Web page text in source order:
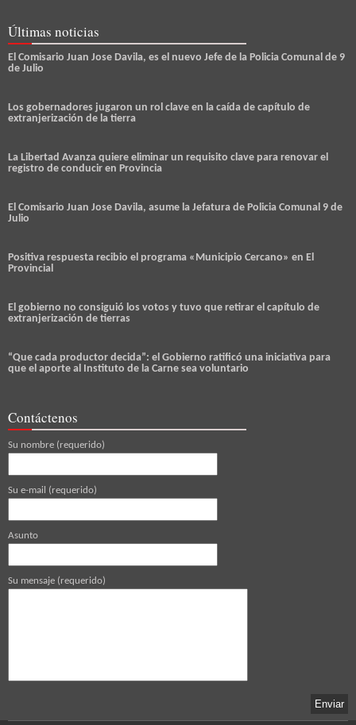
Últimas noticias
El Comisario Juan Jose Davila, es el nuevo Jefe de la Policia Comunal de 9
de Julio
Los gobernadores jugaron un rol clave en la caída de capítulo de
extranjerización de la tierra
La Libertad Avanza quiere eliminar un requisito clave para renovar el
registro de conducir en Provincia
El Comisario Juan Jose Davila, asume la Jefatura de Policia Comunal 9 de
Julio
Positiva respuesta recibio el programa «Municipio Cercano» en El
Provincial
El gobierno no consiguió los votos y tuvo que retirar el capítulo de
extranjerización de tierras
“Que cada productor decida”: el Gobierno ratificó una iniciativa para
que el aporte al Instituto de la Carne sea voluntario
Contáctenos
Su nombre (requerido)
Su e-mail (requerido)
Asunto
Su mensaje (requerido)